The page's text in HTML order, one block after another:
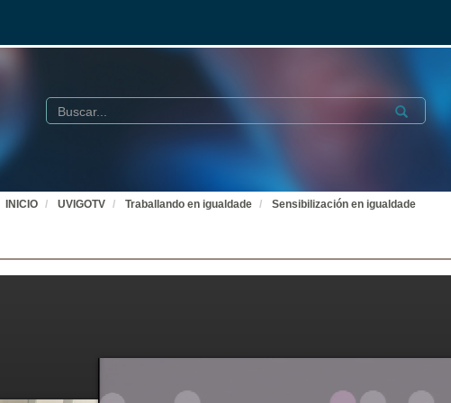
Buscar Submit
INICIO UVIGOTV Traballando en igualdade Sensibilización en igualdade